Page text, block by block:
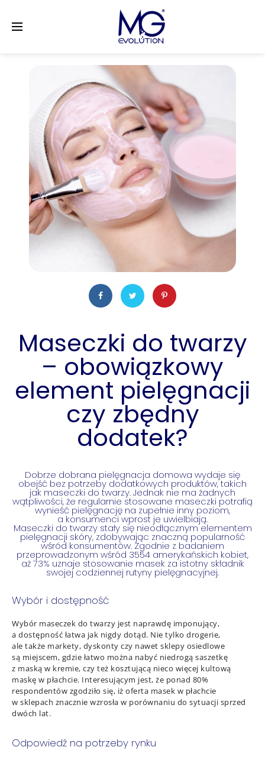
Maseczki do twarzy
– obowiązkowy
element pielęgnacji
czy zbędny
dodatek?
Dobrze dobrana pielęgnacja domowa wydaje się
obejść bez potrzeby dodatkowych produktów, takich
jak maseczki do twarzy. Jednak nie ma żadnych
wątpliwości, że regularnie stosowane maseczki potrafią
wynieść pielęgnację na zupełnie inny poziom,
a konsumenci wprost je uwielbiają.
Maseczki do twarzy stały się nieodłącznym elementem
pielęgnacji skóry, zdobywając znaczną popularność
wśród konsumentów. Zgodnie z badaniem
przeprowadzonym wśród 3554 amerykańskich kobiet,
aż 73% uznaje stosowanie masek za istotny składnik
swojej codziennej rutyny pielęgnacyjnej.
Wybór i dostępność
Wybór maseczek do twarzy jest naprawdę imponujący,
a dostępność łatwa jak nigdy dotąd. Nie tylko drogerie,
ale także markety, dyskonty czy nawet sklepy osiedlowe
są miejscem, gdzie łatwo można nabyć niedrogą saszetkę
z maską w kremie, czy też kosztującą nieco więcej kultową
maskę w płachcie. Interesującym jest, że ponad 80%
respondentów zgodziło się, iż oferta masek w płachcie
w sklepach znacznie wzrosła w porównaniu do sytuacji sprzed
dwóch lat.
Odpowiedź na potrzeby rynku